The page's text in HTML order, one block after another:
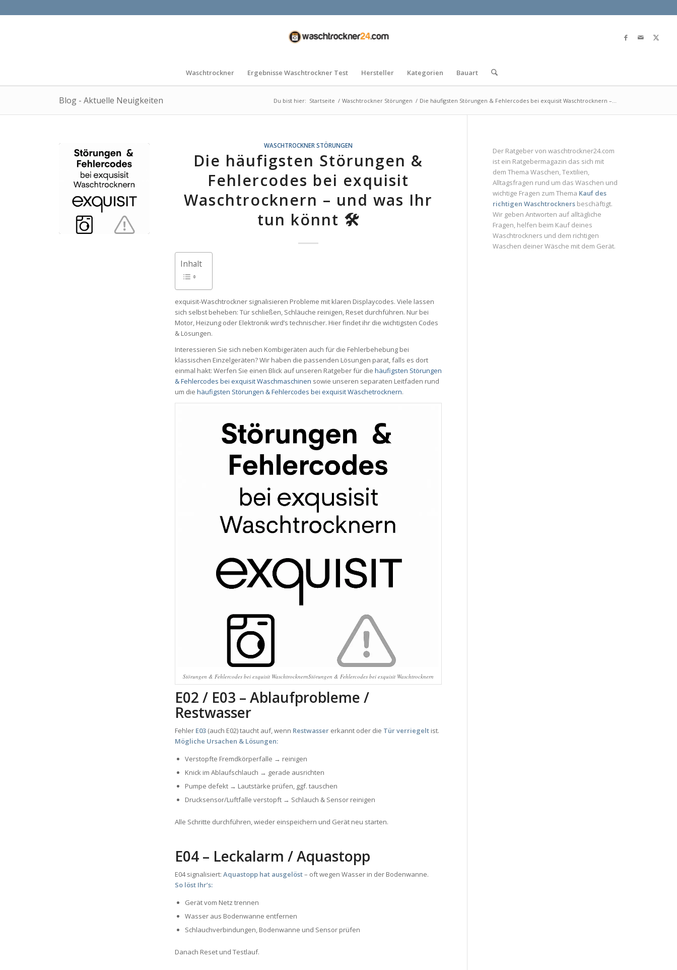
Waschtrockner Ergebnisse Waschtrockner Test Hersteller Kategorien Bauart
Blog - Aktuelle Neuigkeiten Du bist hier: Startseite / Waschtrockner Störungen / Die häufigsten Störungen & Fehlercodes bei exquisit Waschtrocknern –...
WASCHTROCKNER STÖRUNGEN
Die häufigsten Störungen &
Fehlercodes bei exquisit
Waschtrocknern – und was Ihr
tun könnt 🛠️
Inhalt
exquisit-Waschtrockner signalisieren Probleme mit klaren Displaycodes. Viele lassen
sich selbst beheben: Tür schließen, Schläuche reinigen, Reset durchführen. Nur bei
Motor, Heizung oder Elektronik wird’s technischer. Hier findet ihr die wichtigsten Codes
& Lösungen.
Interessieren Sie sich neben Kombigeräten auch für die Fehlerbehebung bei
klassischen Einzelgeräten? Wir haben die passenden Lösungen parat, falls es dort
einmal hakt: Werfen Sie einen Blick auf unseren Ratgeber für diehäufigsten Störungen
& Fehlercodes bei exquisit Waschmaschinen sowie unseren separaten Leitfaden rund
um diehäufigsten Störungen & Fehlercodes bei exquisit Wäschetrocknern.
Störungen & Fehlercodes bei exquisit WaschtrocknernStörungen & Fehlercodes bei exquisit Waschtrocknern
E02 / E03 – Ablaufprobleme /
Restwasser
Fehler E03 (auch E02) taucht auf, wenn Restwasser erkannt oder die Tür verriegelt ist.
Mögliche Ursachen & Lösungen:
Verstopfte Fremdkörperfalle → reinigen
Knick im Ablaufschlauch → gerade ausrichten
Pumpe defekt → Lautstärke prüfen, ggf. tauschen
Drucksensor/Luftfalle verstopft → Schlauch & Sensor reinigen
Alle Schritte durchführen, wieder einspeichern und Gerät neu starten.
E04 – Leckalarm / Aquastopp
E04 signalisiert:Aquastopp hat ausgelöst– oft wegen Wasser in der Bodenwanne.
So löst Ihr’s:
Gerät vom Netz trennen
Wasser aus Bodenwanne entfernen
Schlauchverbindungen, Bodenwanne und Sensor prüfen
Danach Reset und Testlauf.
Der Ratgeber vonwaschtrockner24.com
ist ein Ratgebermagazin das sich mit
dem Thema Waschen, Textilien,
Alltagsfragen rund um das Waschen und
wichtige Fragen zum Thema Kauf des
richtigen Waschtrockners beschäftigt.
Wir geben Antworten auf alltägliche
Fragen, helfen beim Kauf deines
Waschtrockners und dem richtigen
Waschen deiner Wäsche mit dem Gerät.